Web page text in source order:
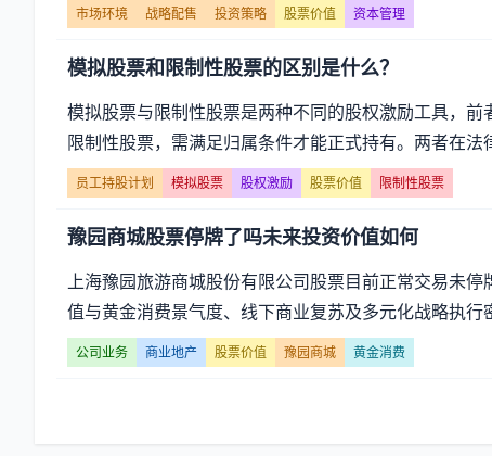
【股
票
价
值】
文
章
列
表
市场环境 战略配售 投资策略 股票价值 资本管理
模拟股票和限制性股票的区别是什么？
模拟股票与限制性股票是两种不同的股权激励工具，
限制性股票，需满足归属条件才能正式持有。两者在
员工持股计划 模拟股票 股权激励 股票价值 限制性股票
豫园商城股票停牌了吗未来投资价值如何
上海豫园旅游商城股份有限公司股票目前正常交易未
值与黄金消费景气度、线下商业复苏及多元化战略执行
公司业务 商业地产 股票价值 豫园商城 黄金消费